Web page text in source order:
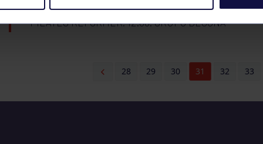
PILATES REFORMER. 12:00. GRUPO BEGOÑA
28 29 30 31 32 33